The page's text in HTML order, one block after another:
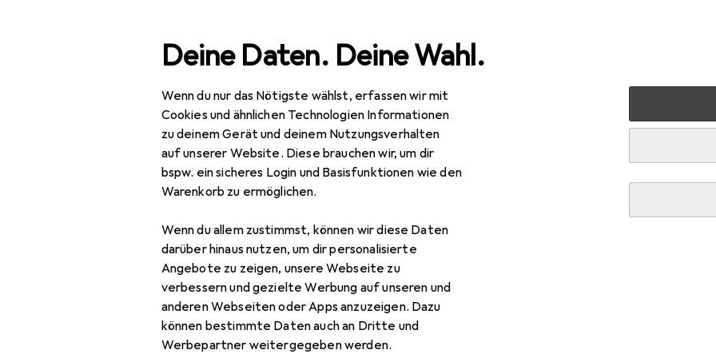
Deine Daten. Deine Wahl.
Wenn du nur das Nötigste wählst, erfassen wir mit
Cookies und ähnlichen Technologien Informationen
zu deinem Gerät und deinem Nutzungsverhalten
auf unserer Website. Diese brauchen wir, um dir
bspw. ein sicheres Login und Basisfunktionen wie den
Warenkorb zu ermöglichen.
Wenn du allem zustimmst, können wir diese Daten
darüber hinaus nutzen, um dir personalisierte
Angebote zu zeigen, unsere Webseite zu
verbessern und gezielte Werbung auf unseren und
anderen Webseiten oder Apps anzuzeigen. Dazu
können bestimmte Daten auch an Dritte und
Werbepartner weitergegeben werden.
Navigation nach Kategorien Gesamtsortiment Haushalt Küche